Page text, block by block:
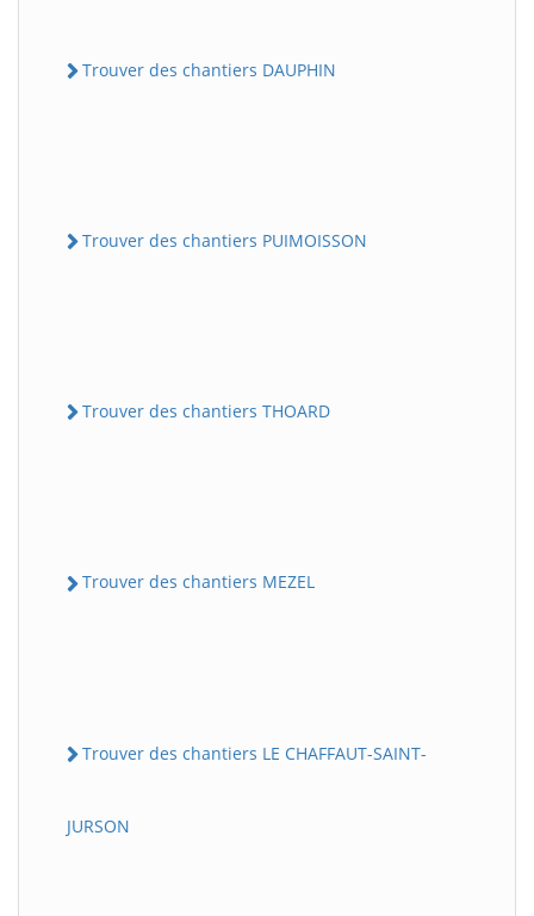
Trouver des chantiers DAUPHIN
Trouver des chantiers PUIMOISSON
Trouver des chantiers THOARD
Trouver des chantiers MEZEL
Trouver des chantiers LE CHAFFAUT-SAINT-
JURSON